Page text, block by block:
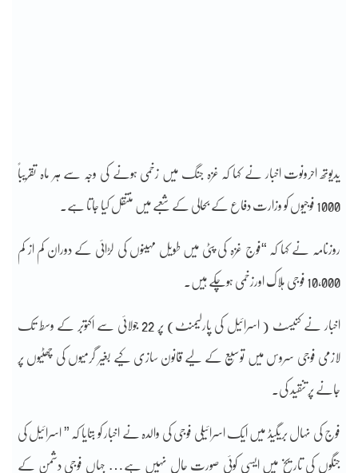
یدیوتھ احرونوت اخبار نے کہا کہ غزہ جنگ میں زخمی ہونے کی وجہ سے ہر ماہ تقریباً
1000 فوجیوں کو وزارت دفاع کے بحالی کے شعبے میں منتقل کیا جاتا ہے۔
روزنامہ نے کہا کہ “فوج غزہ کی پٹی میں طویل مہینوں کی لڑائی کے دوران کم از کم
10,000 فوجی ہلاک اورزخمی ہوچکے ہیں۔
اخبار نے کنیسٹ ( اسرائیل کی پارلیمنٹ) پر 22 جولائی سے اکتوبر کے وسط تک
لازمی فوجی سروس میں توسیع کے لیے قانون سازی کیے بغیر گرمیوں کی چھٹیوں پر
جانے پر تنقید کی۔
فوج کی نہال بریگیڈ میں ایک اسرائیلی فوجی کی والدہ نے اخبار کو بتایا کہ ” اسرائیل کی
جنگوں کی تاریخ میں ایسی کوئی صورت حال نہیں ہے… جہاں فوجی دشمن کے